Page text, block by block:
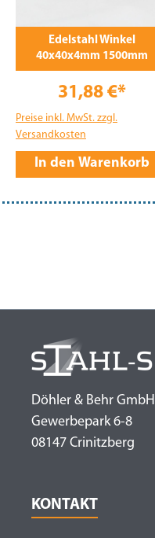
Edelstahl Winkel
40x40x4mm 1500mm
31,88 €*
Preise inkl. MwSt. zzgl.
Versandkosten
In den Warenkorb
Döhler & Behr GmbH
Gewerbepark 6-8
08147 Crinitzberg
KONTAKT